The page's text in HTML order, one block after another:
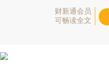
财新通会员
可畅读全文